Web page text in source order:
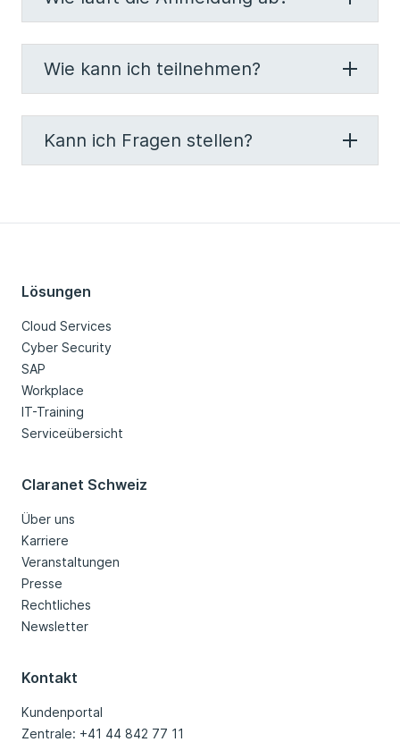
Wie kann ich teilnehmen?
Kann ich Fragen stellen?
Lösungen
Cloud Services
Cyber Security
SAP
Workplace
IT-Training
Serviceübersicht
Claranet Schweiz
Über uns
Karriere
Veranstaltungen
Presse
Rechtliches
Newsletter
Kontakt
Kundenportal
Zentrale: +41 44 842 77 11